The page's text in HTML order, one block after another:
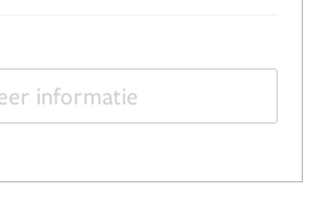
informatie